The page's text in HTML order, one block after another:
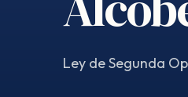
Ley de Segunda